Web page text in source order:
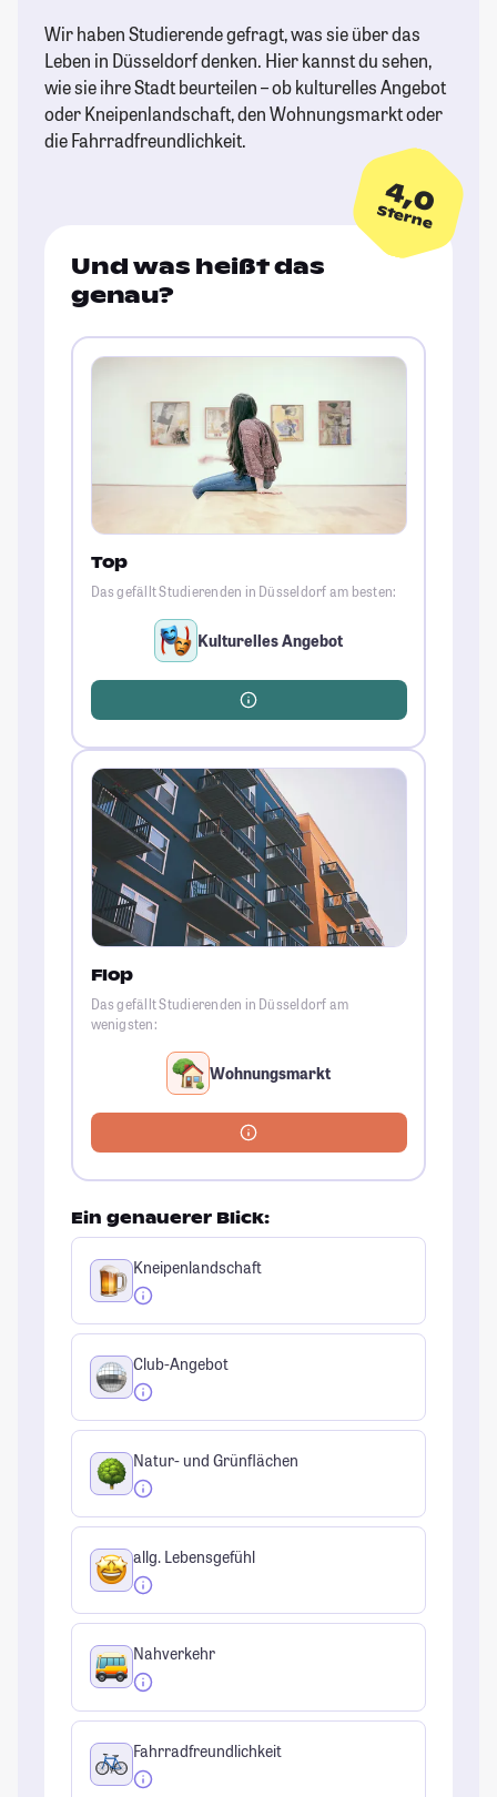
Wir haben Studierende gefragt, was sie über das
Leben in Düsseldorf denken. Hier kannst du sehen,
wie sie ihre Stadt beurteilen – ob kulturelles Angebot
oder Kneipenlandschaft, den Wohnungsmarkt oder
die Fahrradfreundlichkeit.
4,0
Sterne
Und was heißt das
genau?
Top
Das gefällt Studierenden in Düsseldorf am besten:
Kulturelles Angebot
Flop
Das gefällt Studierenden in Düsseldorf am
wenigsten:
Wohnungsmarkt
Ein genauerer Blick:
Kneipenlandschaft
Club-Angebot
Natur- und Grünflächen
allg. Lebensgefühl
Nahverkehr
Fahrradfreundlichkeit